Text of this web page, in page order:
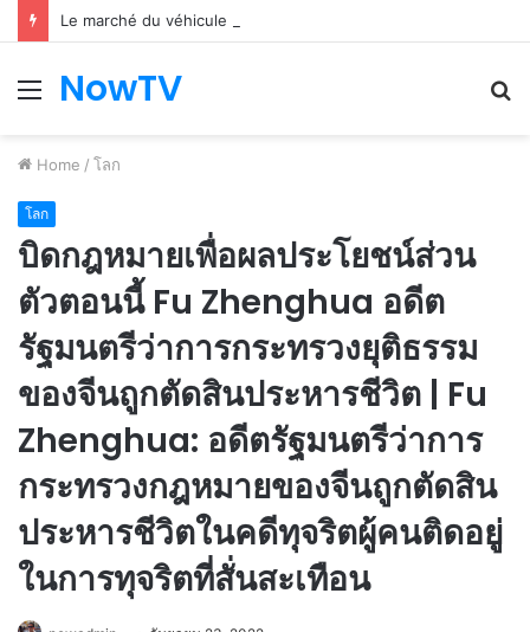
Le marché du véhicule d’occasion en plein essor
Menu
NowTV
Home / โลก
โลก
บิดกฎหมายเพื่อผลประโยชน์ส่วน
ตัวตอนนี้ Fu Zhenghua อดีต
รัฐมนตรีว่าการกระทรวงยุติธรรม
ของจีนถูกตัดสินประหารชีวิต | Fu
Zhenghua: อดีตรัฐมนตรีว่าการ
กระทรวงกฎหมายของจีนถูกตัดสิน
ประหารชีวิตในคดีทุจริตผู้คนติดอยู่
ในการทุจริตที่สั่นสะเทือน